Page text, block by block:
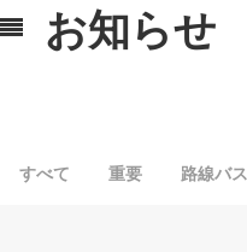
お知らせ
すべて 重要 路線バス